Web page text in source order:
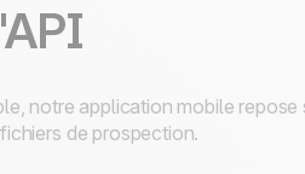
notre application mobile repose
de prospection.